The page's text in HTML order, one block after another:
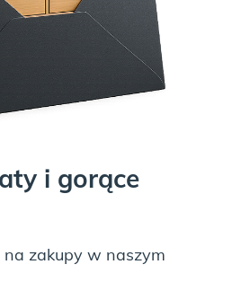
i gorące
na zakupy w naszym